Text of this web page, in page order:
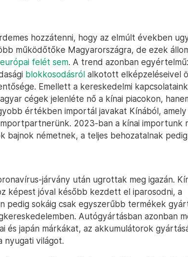
hozzátenni, hogy az elmúlt években
működőtőke Magyarországra, de ezek
felét sem. A trend azonban
blokkosodásról alkotott elképzeléseivel
Emellett a kereskedelmi
cégek jelenléte nő a kínai piacokon,
értékben importál javakat Kínából, amely
2023-ban a kínai importunk
bajnok németnek, a teljes behozatalnak
járvány után ugrottak meg igazán.
képest jóval később kezdett el iparosodni, a
pedig sokáig csak egyszerűbb termékek
Autógyártásban azonban
és japán márkákat, az akkumulátorok
nyugati világot.